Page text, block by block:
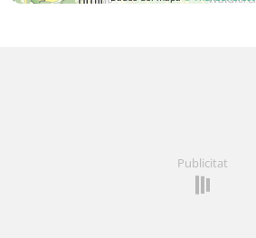
Publicitat